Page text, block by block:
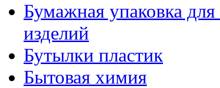
Бумажная упаковка
изделий
Бутылки пластик
Бытовая химия